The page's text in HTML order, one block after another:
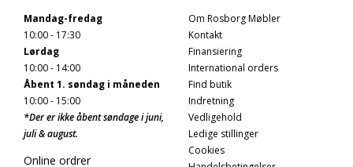
Mandag-fredag
10:00 - 17:30
Lørdag
10:00 - 14:00
Åbent 1. søndag i måneden
10:00 - 15:00
*Der er ikke åbent søndage i juni,
juli & august.
Online ordrer
Om Rosborg Møbler
Kontakt
Finansiering
International orders
Find butik
Indretning
Vedligehold
Ledige stillinger
Cookies